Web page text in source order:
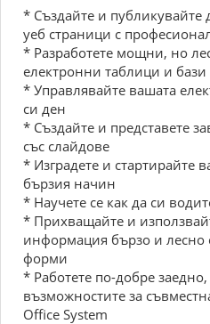
* Създайте и
уеб страници с
* Разработете мощни, но
електронни таблици и
* Управлявайте вашата
си ден
* Създайте и представете
със слайдове
* Изградете и стартирайте
бързия начин
* Научете се как да си
* Прихващайте и
информация бързо и лесно
форми
* Работете по-добре
възможностите за
Office System